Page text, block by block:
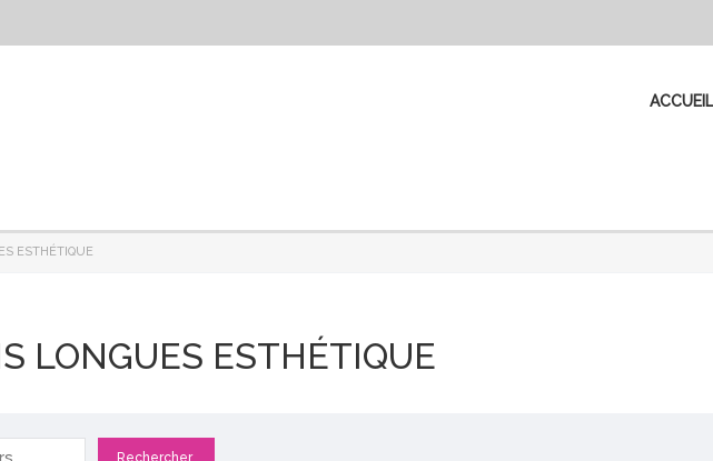
ACCUEIL
ESTHÉTIQUE
LONGUES ESTHÉTIQUE